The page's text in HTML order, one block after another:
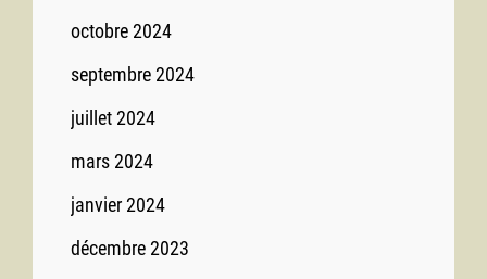
octobre 2024
septembre 2024
juillet 2024
mars 2024
janvier 2024
décembre 2023